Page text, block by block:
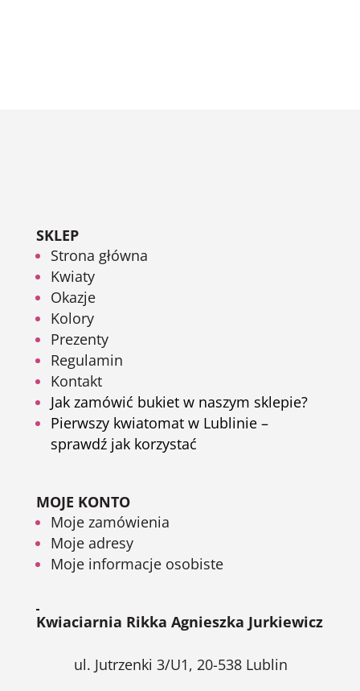
SKLEP
Strona główna
Kwiaty
Okazje
Kolory
Prezenty
Regulamin
Kontakt
Jak zamówić bukiet w naszym sklepie?
Pierwszy kwiatomat w Lublinie –
sprawdź jak korzystać
MOJE KONTO
Moje zamówienia
Moje adresy
Moje informacje osobiste
Kwiaciarnia Rikka Agnieszka Jurkiewicz
ul. Jutrzenki 3/U1, 20-538 Lublin